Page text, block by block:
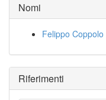
Nomi
Felippo Coppolo
Riferimenti